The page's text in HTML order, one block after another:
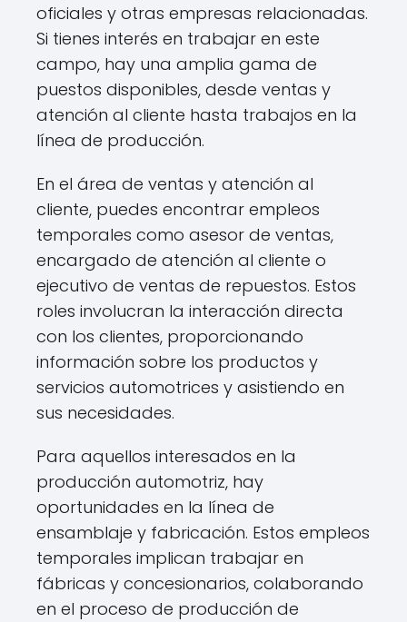
oficiales y otras empresas relacionadas.
Si tienes interés en trabajar en este
campo, hay una amplia gama de
puestos disponibles, desde ventas y
atención al cliente hasta trabajos en la
línea de producción.
En el área de ventas y atención al
cliente, puedes encontrar empleos
temporales como asesor de ventas,
encargado de atención al cliente o
ejecutivo de ventas de repuestos. Estos
roles involucran la interacción directa
con los clientes, proporcionando
información sobre los productos y
servicios automotrices y asistiendo en
sus necesidades.
Para aquellos interesados en la
producción automotriz, hay
oportunidades en la línea de
ensamblaje y fabricación. Estos empleos
temporales implican trabajar en
fábricas y concesionarios, colaborando
en el proceso de producción de